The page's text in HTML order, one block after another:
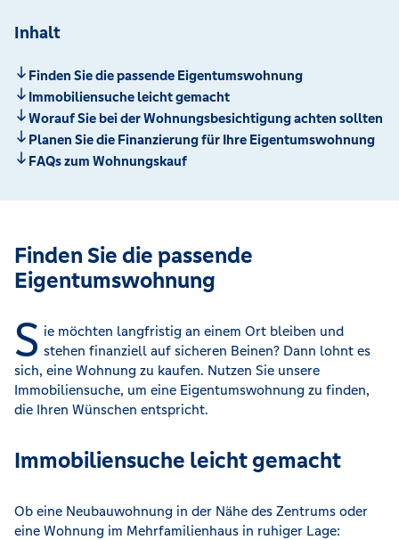
Inhalt
Finden Sie die passende Eigentumswohnung
Immobiliensuche leicht gemacht
Worauf Sie bei der Wohnungsbesichtigung achten sollten
Planen Sie die Finanzierung für Ihre Eigentumswohnung
FAQs zum Wohnungskauf
Finden Sie die passende
Eigentumswohnung
S ie möchten langfristig an einem Ort bleiben und
stehen finanziell auf sicheren Beinen? Dann lohnt es
sich, eine Wohnung zu kaufen. Nutzen Sie unsere
Immobiliensuche, um eine Eigentumswohnung zu finden,
die Ihren Wünschen entspricht.
Immobiliensuche leicht gemacht
Ob eine Neubauwohnung in der Nähe des Zentrums oder
eine Wohnung im Mehrfamilienhaus in ruhiger Lage: